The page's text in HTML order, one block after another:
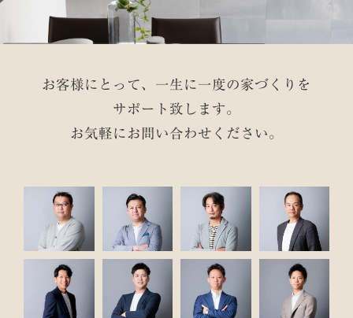
お客様にとって、一生に一度の家づくりを
サポート致します。
お気軽にお問い合わせください。